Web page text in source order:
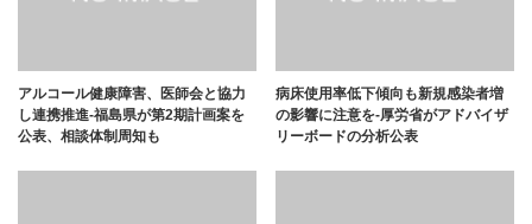
アルコール健康障害、医師会と協力
し連携推進-福島県が第2期計画案を
公表、相談体制周知も
病床使用率低下傾向も新規感染者増
の影響に注意を-厚労省がアドバイザ
リーボードの分析公表